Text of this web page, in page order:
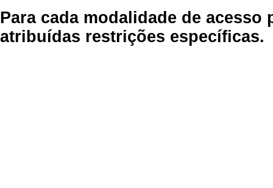
Para cada modalidade de
atribuídas restrições específicas.